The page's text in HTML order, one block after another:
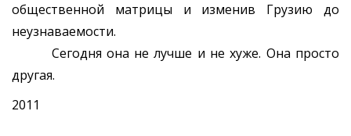
общественной матрицы и изменив Грузию до
неузнаваемости.
Сегодня она не лучше и не хуже. Она просто
другая.
2011